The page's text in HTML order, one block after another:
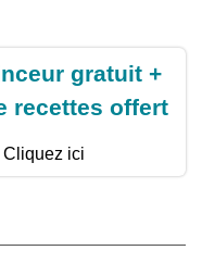
gratuit +
recettes offert
Cliquez ici